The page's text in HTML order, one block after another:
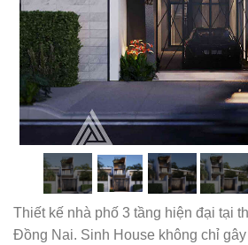
Thiết kế nhà phố 3 tầng hiện đại tại
Đồng Nai. Sinh House không chỉ